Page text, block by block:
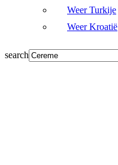
Weer Turkije
Weer Kroatië
search